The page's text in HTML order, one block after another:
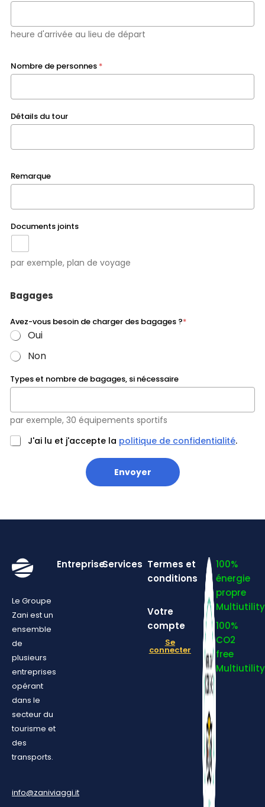
heure d'arrivée au lieu de départ
Nombre de personnes *
Détails du tour
Remarque
Documents joints
par exemple, plan de voyage
Bagages
Avez-vous besoin de charger des bagages ?*
Oui
Non
Types et nombre de bagages, si nécessaire
par exemple, 30 équipements sportifs
J'ai lu et j'accepte la politique de confidentialité.
Envoyer
Le Groupe
Zani est un
ensemble
de
plusieurs
entreprises
opérant
dans le
secteur du
tourisme et
des
transports.
info@zaniviaggi.it
EntrepriseServices Termes et
conditions
Votre
compte
Se
connecter
100%
énergie
propre
Multiutility
100%
CO2
free
Multiutility